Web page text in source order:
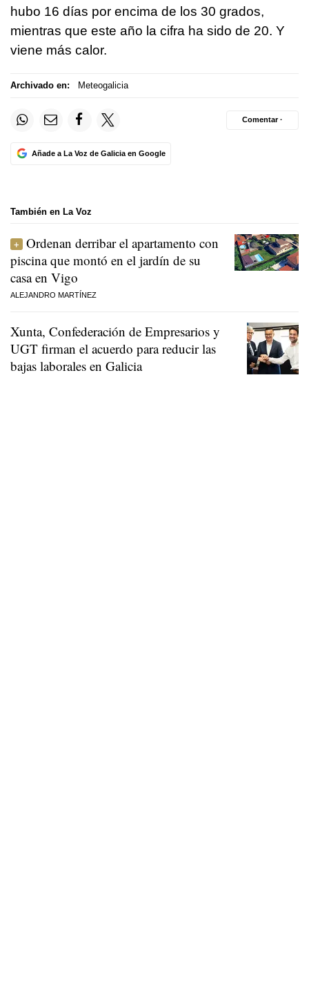
hubo 16 días por encima de los 30 grados,
mientras que este año la cifra ha sido de 20. Y
viene más calor.
Archivado en: Meteogalicia
Añade a La Voz de Galicia en Google
Comentar ·
También en La Voz
Ordenan derribar el apartamento con
piscina que montó en el jardín de su
casa en Vigo
ALEJANDRO MARTÍNEZ
Xunta, Confederación de Empresarios y
UGT firman el acuerdo para reducir las
bajas laborales en Galicia